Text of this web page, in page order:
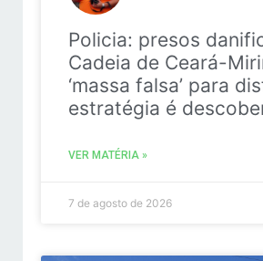
Policia: presos
Cadeia de Ceará-
‘massa falsa’ para
estratégia é
VER MATÉRIA »
7 de agosto de 2026